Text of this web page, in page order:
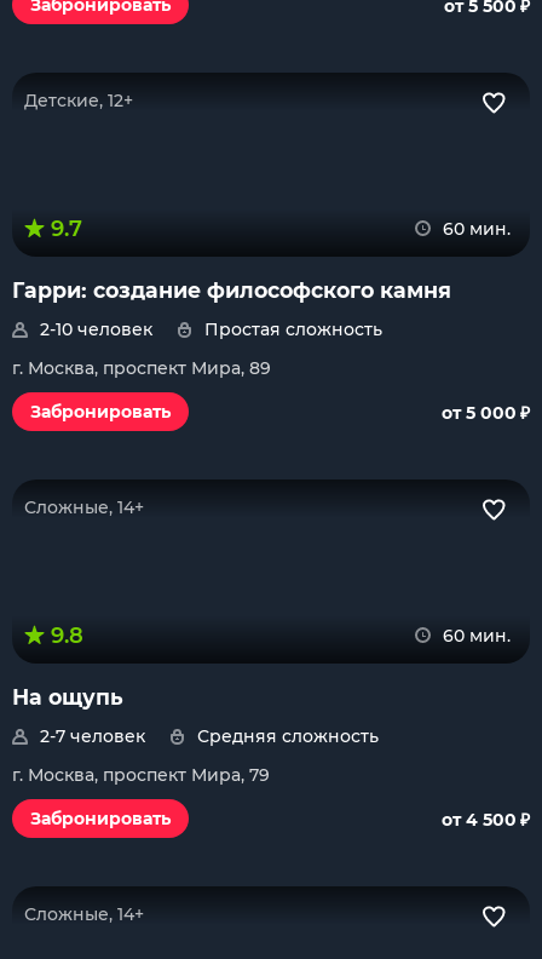
Забронировать от 5 500
Детские, 12+
9.7 60 мин.
Гарри: создание философского камня
2-10 человек
Простая сложность
г. Москва, проспект Мира, 89
Забронировать
от 5 000 ₽
Сложные, 14+
9.8 60 мин.
На ощупь
2-7 человек
Средняя сложность
г. Москва, проспект Мира, 79
Забронировать
от 4 500 ₽
Сложные, 14+